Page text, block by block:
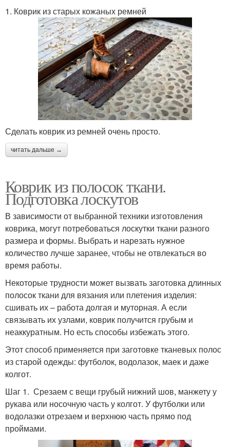
1. Коврик из старых кожаных ремней
Сделать коврик из ремней очень просто.
читать дальше →
Коврик из полосок ткани.
Подготовка лоскутов
В зависимости от выбранной техники изготовления
коврика, могут потребоваться лоскутки ткани разного
размера и формы. Выбрать и нарезать нужное
количество лучше заранее, чтобы не отвлекаться во
время работы.
Некоторые трудности может вызвать заготовка длинных
полосок ткани для вязания или плетения изделия:
сшивать их – работа долгая и муторная. А если
связывать их узлами, коврик получится грубым и
неаккуратным. Но есть способы избежать этого.
Этот способ применяется при заготовке тканевых полос
из старой одежды: футболок, водолазок, маек и даже
колгот.
Шаг 1. Срезаем с вещи грубый нижний шов, манжету у
рукава или носочную часть у колгот. У футболки или
водолазки отрезаем и верхнюю часть прямо под
проймами.